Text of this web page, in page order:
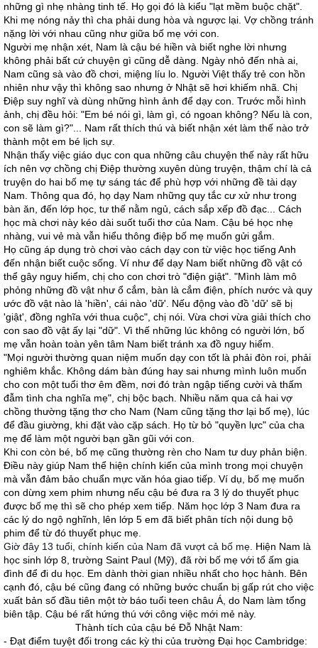
những gì nhẹ nhàng tinh tế. Họ gọi đó là kiểu "lạt mềm buộc chặt".
Khi mẹ nóng nảy thì cha phải dung hòa và ngược lại. Vợ chồng tránh
nặng lời với nhau cũng như giữa bố mẹ với con.
Người mẹ nhận xét, Nam là cậu bé hiền và biết nghe lời nhưng
không phải bất cứ chuyện gì cũng dễ dàng. Ngày nhỏ đến nhà ai,
Nam cũng sà vào đồ chơi, miệng líu lo. Người Việt thấy trẻ con hồn
nhiên như vậy thì không sao nhưng ở Nhật sẽ hơi khiếm nhã. Chị
Điệp suy nghĩ và dùng những hình ảnh để dạy con. Trước mỗi hình
ảnh, chị đều hỏi: "Em bé nói gì, làm gì, có ngoan không? Nếu là con,
con sẽ làm gì?"... Nam rất thích thú và biết nhận xét làm thế nào trở
thành một em bé lịch sự.
Nhận thấy việc giáo dục con qua những câu chuyện thế này rất hữu
ích nên vợ chồng chị Điệp thường xuyên dùng truyện, thậm chí là cả
truyện do hai bố mẹ tự sáng tác để phù hợp với những đề tài dạy
Nam. Thông qua đó, họ dạy Nam những quy tắc cư xử như trong
bàn ăn, đến lớp học, tư thế nằm ngủ, cách sắp xếp đồ đạc... Cách
học mà chơi này kéo dài suốt tuổi thơ của Nam. Cậu bé học nhẹ
nhàng, vui vẻ mà vẫn hiểu thông điệp bố mẹ muốn gửi gắm.
Họ cũng áp dụng trò chơi vào cách dạy con từ việc học tiếng Anh
đến nhận biết cuộc sống. Ví như để dạy Nam biết những đồ vật có
thể gây nguy hiểm, chị cho con chơi trò "điện giật". "Mình làm mô
phỏng những đồ vật như ổ cắm, bàn là cắm điện, phích nước và quy
ước đồ vật nào là 'hiền', cái nào 'dữ'. Nếu động vào đồ 'dữ' sẽ bị
'giật', đồng nghĩa với thua cuộc", chị nói. Vừa chơi vừa giải thích cho
con sao đồ vật ấy lại "dữ". Vì thế những lúc không có người lớn, bố
mẹ vẫn hoàn toàn yên tâm Nam biết tránh xa đồ nguy hiểm.
"Mọi người thường quan niệm muốn dạy con tốt là phải đòn roi, phải
nghiêm khắc. Không dám bàn đúng hay sai nhưng mình luôn muốn
cho con một tuổi thơ êm đềm, nơi đó tràn ngập tiếng cười và thấm
đẫm tình cha nghĩa mẹ", chị bộc bạch. Nhiều năm qua cả hai vợ
chồng thường tặng thơ cho Nam (Nam cũng tặng thơ lại bố mẹ), lúc
để đầu giường, khi đặt vào cặp sách. Họ từ bỏ "quyền lực" của cha
mẹ để làm một người bạn gần gũi với con.
Khi con còn bé, bố mẹ cũng thường rèn cho Nam tư duy phản biện.
Điều này giúp Nam thể hiện chính kiến của mình trong mọi chuyện
mà vẫn đảm bảo chuẩn mực văn hóa giao tiếp. Ví dụ, bố mẹ muốn
con dừng xem phim nhưng nếu cậu bé đưa ra 3 lý do thuyết phục
được bố mẹ thì sẽ cho phép xem tiếp. Năm học lớp 3 Nam đưa ra
các lý do ngộ nghĩnh, lên lớp 5 em đã biết phân tích nội dung bộ
phim để từ đó thuyết phục mẹ.
Giờ đây 13 tuổi, chính kiến của Nam đã vượt cả bố mẹ. Hiện Nam là
học sinh lớp 8, trường Saint Paul (Mỹ), đã rời bố mẹ với tổ ấm gia
đình để đi du học. Em dành thời gian nhiều nhất cho học hành. Bên
cạnh đó, cậu bé cũng đang có những bước chuẩn bị gấp rút cho việc
xuất bản số đầu tiên một tờ báo tuổi teen châu Á, do Nam làm tổng
biên tập. Cậu bé rất hứng thú với công việc mới mẻ này.
Thành tích của cậu bé Đỗ Nhật Nam:
- Đạt điểm tuyệt đối trong các kỳ thi của trường Đại học Cambridge: